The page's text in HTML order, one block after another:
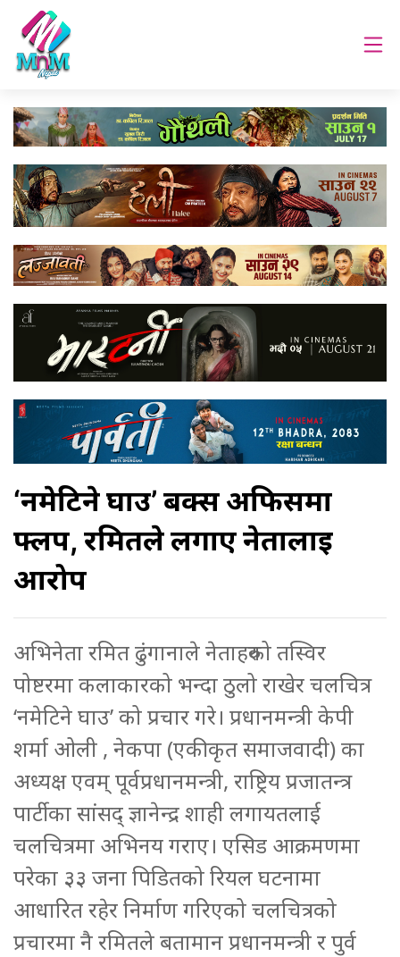
‘नमेटिने घाउ’ बक्स अफिसमा
फ्लप, रमितले लगाए नेतालाई
आरोप
अभिनेता रमित ढुंगानाले नेताहरुको तस्विर
पोष्टरमा कलाकारको भन्दा ठुलो राखेर चलचित्र
‘नमेटिने घाउ’ को प्रचार गरे। प्रधानमन्त्री केपी
शर्मा ओली , नेकपा (एकीकृत समाजवादी) का
अध्यक्ष एवम्‌ पूर्वप्रधानमन्त्री, राष्ट्रिय प्रजातन्त्र
पार्टीका सांसद्‍ ज्ञानेन्द्र शाही लगायतलाई
चलचित्रमा अभिनय गराए। एसिड आक्रमणमा
परेका ३३ जना पिडितको रियल घटनामा
आधारित रहेर निर्माण गरिएको चलचित्रको
प्रचारमा नै रमितले बतामान प्रधानमन्त्री र पुर्व